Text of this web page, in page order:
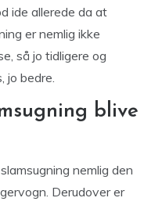
ide allerede da at
er nemlig ikke
så jo tidligere og
jo bedre.
blive
nemlig den
Derudover er